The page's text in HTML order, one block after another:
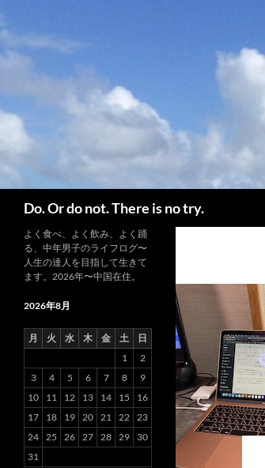
ン
Do. Or do not. There is no try.
よく食べ、よく飲み、よく踊
る、中年男子のライフログ〜
人生の達人を目指して生きて
ます。2026年〜中国在住。
2026年8月
月 火 水 木 金 土
日
1
2
3
4 5 6 7 8
9
10
11 12 13 14 15
16
17
18 19 20 21 22 23
24 25 26 27 28 29
30
31